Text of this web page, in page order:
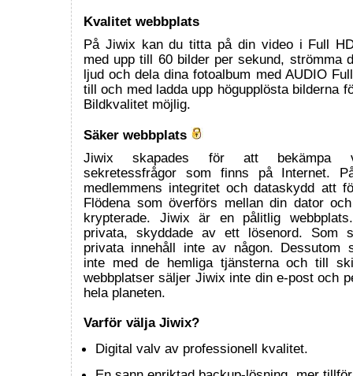
Kvalitet webbplats
På Jiwix kan du titta på din video i Full
med upp till 60 bilder per sekund, strömma
ljud och dela dina fotoalbum med AUDIO
till och med ladda upp högupplösta bilderna
Bildkvalitet möjlig.
Säker webbplats
Jiwix skapades för att bekämpa
sekretessfrågor som finns på Internet.
medlemmens integritet och dataskydd att
Flödena som överförs mellan din dator
krypterade. Jiwix är en pålitlig
privata, skyddade av ett lösenord. Som
privata innehåll inte av någon. Dessutom
inte med de hemliga tjänsterna och till
webbplatser säljer Jiwix inte din e-post och
hela planeten.
Varför välja Jiwix?
Digital valv av professionell kvalitet.